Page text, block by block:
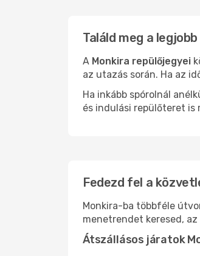
Találd meg a
A Monkira repülőjegyei
az utazás során. Ha az
Ha inkább spórolnál
és indulási repülőteret is
Fedezd fel a
Monkira-ba többféle
menetrendet keresed,
Átszállásos járatok